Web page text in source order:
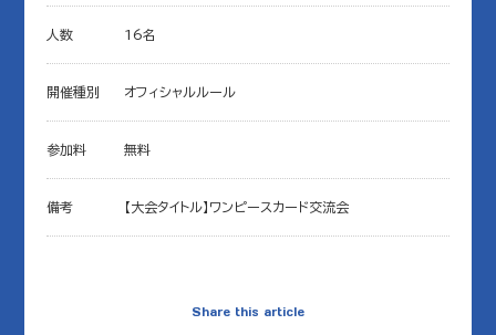
人数 16名
開催種別 オフィシャルルール
参加料 無料
備考 【大会タイトル】ワンピースカード交流会
Share this article